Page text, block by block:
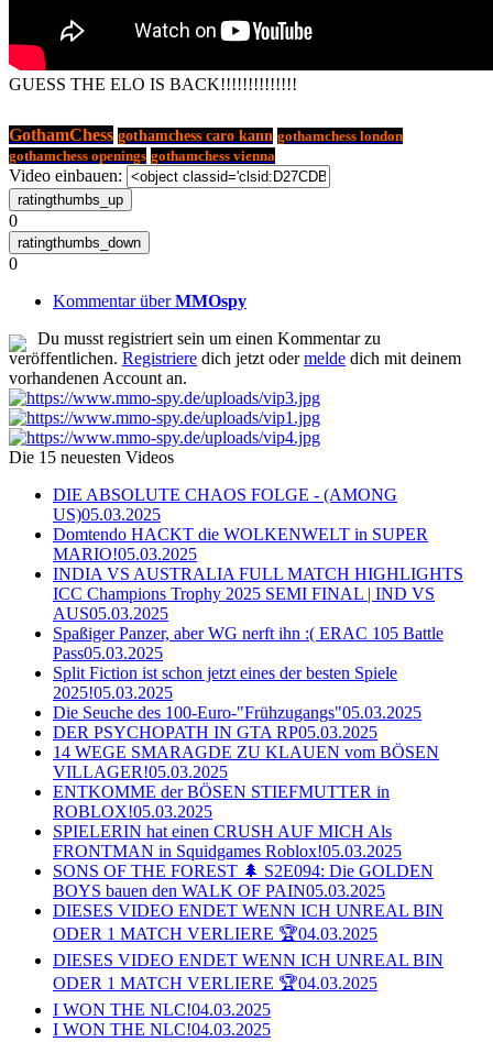
GUESS THE ELO IS BACK!!!!!!!!!!!!!!
GothamChess gothamchess caro kann gothamchess london
gothamchess openings gothamchess vienna
Video einbauen:
0
0
Kommentar überMMOspy
Du musst registriert sein um einen Kommentar zu
veröffentlichen. Registriere dich jetzt odermelde dich mit deinem
vorhandenen Account an.
Die 15 neuesten Videos
DIE ABSOLUTE CHAOS FOLGE - (AMONG
US)05.03.2025
Domtendo HACKT die WOLKENWELT in SUPER
MARIO!05.03.2025
INDIA VS AUSTRALIA FULL MATCH HIGHLIGHTS
ICC Champions Trophy 2025 SEMI FINAL | IND VS
AUS05.03.2025
Spaßiger Panzer, aber WG nerft ihn :( ERAC 105 Battle
Pass05.03.2025
Split Fiction ist schon jetzt eines der besten Spiele
2025!05.03.2025
Die Seuche des 100-Euro-"Frühzugangs"05.03.2025
DER PSYCHOPATH IN GTA RP05.03.2025
14 WEGE SMARAGDE ZU KLAUEN vom BÖSEN
VILLAGER!05.03.2025
ENTKOMME der BÖSEN STIEFMUTTER in
ROBLOX!05.03.2025
SPIELERIN hat einen CRUSH AUF MICH Als
FRONTMAN in Squidgames Roblox!05.03.2025
SONS OF THE FOREST 🌲 S2E094: Die GOLDEN
BOYS bauen den WALK OF PAIN05.03.2025
DIESES VIDEO ENDET WENN ICH UNREAL BIN
ODER 1 MATCH VERLIERE 🏆04.03.2025
DIESES VIDEO ENDET WENN ICH UNREAL BIN
ODER 1 MATCH VERLIERE 🏆04.03.2025
I WON THE NLC!04.03.2025
I WON THE NLC!04.03.2025